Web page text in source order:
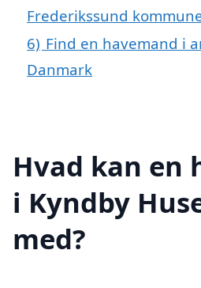
Frederikssund
6) Find en havemand i
Danmark
Hvad kan en
i Kyndby
med?